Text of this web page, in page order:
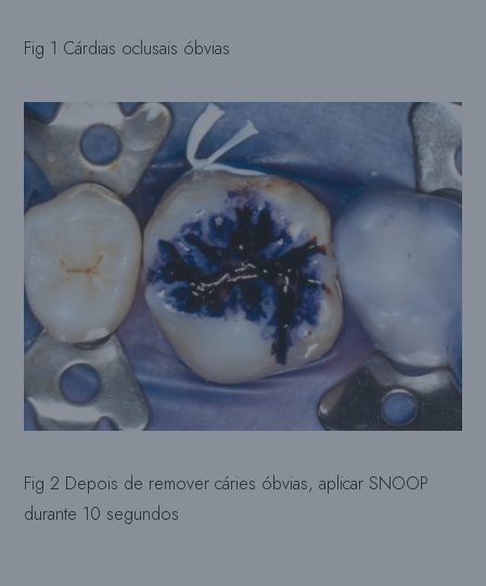
Fig 1 Cárdias oclusais óbvias
Fig 2 Depois de remover cáries óbvias, aplicar SNOOP
durante 10 segundos